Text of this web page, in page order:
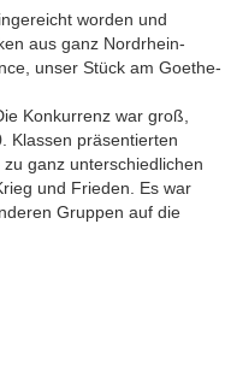
worden und
aus ganz Nordrhein-
unser Stück am Goethe-
Konkurrenz war groß,
Klassen präsentierten
ganz unterschiedlichen
und Frieden. Es war
Gruppen auf die